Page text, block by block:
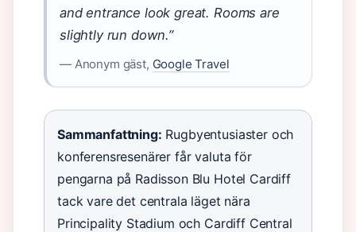
and entrance look great. Rooms are
slightly run down.”
— Anonym gäst, Google Travel
Sammanfattning: Rugbyentusiaster och
konferensresenärer får valuta för
pengarna på Radisson Blu Hotel Cardiff
tack vare det centrala läget nära
Principality Stadium och Cardiff Central